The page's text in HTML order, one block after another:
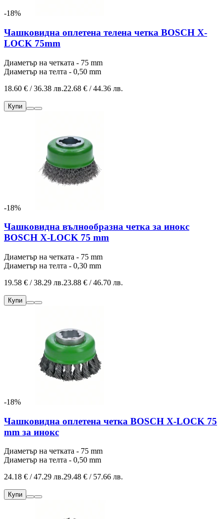
-18%
Чашковидна оплетена телена четка BOSCH X-
LOCK 75mm
Диаметър на четката - 75 mm
Диаметър на телта - 0,50 mm
18.60 € / 36.38 лв.22.68 € / 44.36 лв.
Купи
-18%
Чашковидна вълнообразна четка за инокс
BOSCH X-LOCK 75 mm
Диаметър на четката - 75 mm
Диаметър на телта - 0,30 mm
19.58 € / 38.29 лв.23.88 € / 46.70 лв.
Купи
-18%
Чашковидна оплетена четка BOSCH X-LOCK 75
mm за инокс
Диаметър на четката - 75 mm
Диаметър на телта - 0,50 mm
24.18 € / 47.29 лв.29.48 € / 57.66 лв.
Купи